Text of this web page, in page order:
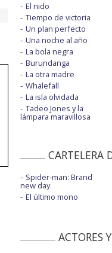
El nido
Tiempo de victoria
Un plan perfecto
Una noche al año
La bola negra
Burundanga
La otra madre
Whalefall
La isla olvidada
Tadeo Jones y la
lámpara maravillosa
CARTELERA
Spider-man: Brand
new day
El último mono
ACTORES